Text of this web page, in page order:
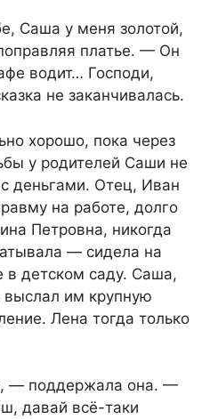
Саша у меня золотой,
платье. — Он
водит… Господи,
не заканчивалась.
хорошо, пока через
у родителей Саши не
деньгами. Отец, Иван
на работе, долго
Петровна, никогда
— сидела на
в детском саду. Саша,
выслал им крупную
Лена тогда только
— поддержала она. —
давай всё-таки